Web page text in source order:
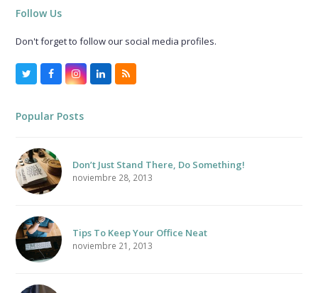
Follow Us
Don't forget to follow our social media profiles.
TwitterFacebookInstagramLinkedInRSS
Popular Posts
Don’t Just Stand There, Do Something!
noviembre 28, 2013
Tips To Keep Your Office Neat
noviembre 21, 2013